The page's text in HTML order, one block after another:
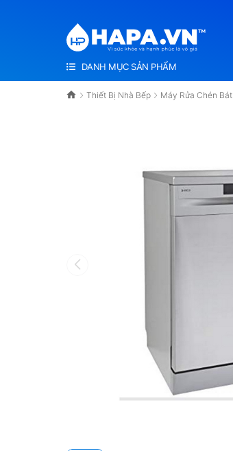
DANH MỤC SẢN PHẨM
Thiết Bị Nhà Bếp Máy Rửa Chén Bát